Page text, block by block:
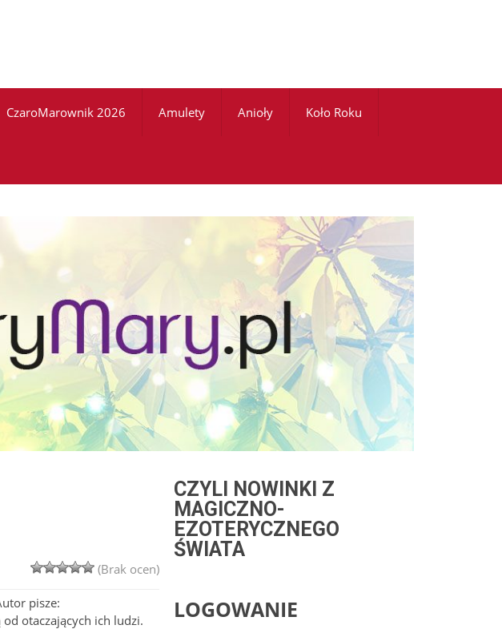
CzaroMarownik 2026 Amulety Anioły Koło Roku
(Brak ocen)
pisze:
otaczających ich ludzi.
CZYLI NOWINKI Z
MAGICZNO-
EZOTERYCZNEGO
ŚWIATA
LOGOWANIE